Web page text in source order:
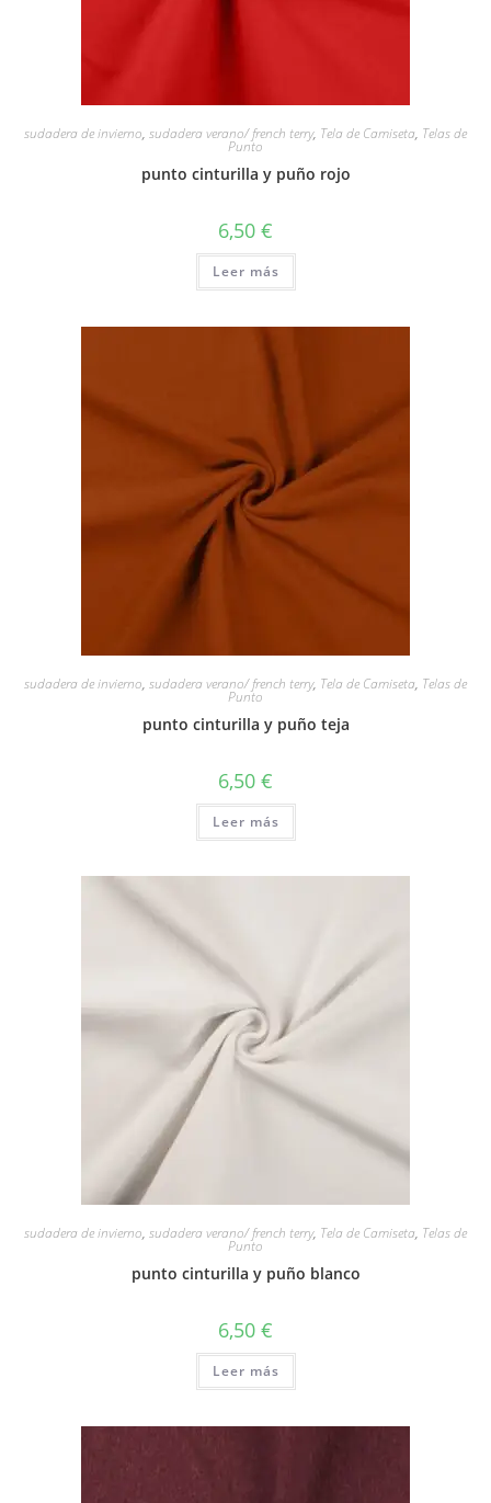
sudadera de invierno, sudadera verano/ french terry, Tela de Camiseta, Telas de
Punto
punto cinturilla y puño rojo
6,50 €
Leer más
sudadera de invierno, sudadera verano/ french terry, Tela de Camiseta, Telas de
Punto
punto cinturilla y puño teja
6,50 €
Leer más
sudadera de invierno, sudadera verano/ french terry, Tela de Camiseta, Telas de
Punto
punto cinturilla y puño blanco
6,50 €
Leer más